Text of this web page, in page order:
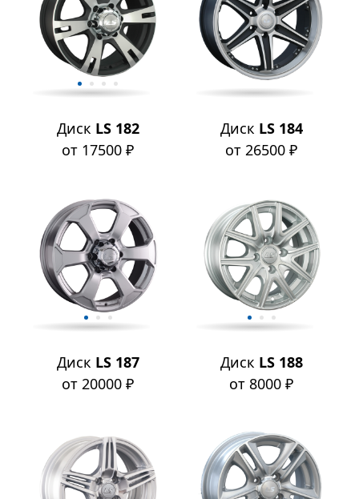
Диск LS 182
от 17500 ₽
Диск LS 184
от 26500 ₽
Диск LS 187
от 20000 ₽
Диск LS 188
от 8000 ₽